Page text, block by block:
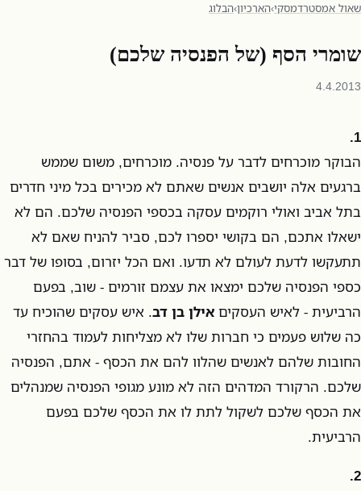
שאול אמסטרדמסקי›הארכיון›הבלוג
שומרי הסף (של הפנסיה שלכם)
4.4.2013
1.
הבוקר מוכרחים לדבר על פנסיה. מוכרחים, משום שממש
ברגעים אלה יושבים אנשים שאתם לא מכירים בכל מיני חדרים
בתל אביב ואולי רוקמים עסקה בכספי הפנסיה שלכם. הם לא
ישאלו אתכם, הם בקושי יספרו לכם, סביר להניח שאם לא
תתעקשו לדעת לעולם לא תדעו. ואם הכל יזרום, בסופו של דבר
כספי הפנסיה שלכם ימצאו את עצמם זורמים - שוב, בפעם
הרביעית - לאיש העסקים אילן בן דב. איש עסקים שהוכיח עד
כה שלוש פעמים כי חברות שלו לא מצליחות לעמוד בהחזרי
החובות שלהם לאנשים שהלוו להם את הכסף - אתם, הפנסיה
שלכם. הרקורד המדהים הזה לא מונע מגופי הפנסיה שמנהלים
את הכסף שלכם לשקול לתת לו את הכסף שלכם בפעם
הרביעית.
2.